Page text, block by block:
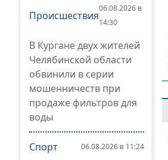
Происшествия
06.08.2026 в
14:30
В Кургане двух жителей
Челябинской области
обвинили в серии
мошенничеств при
продаже фильтров для
воды
Спорт 06.08.2026 в 11:24